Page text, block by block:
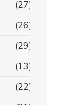
(27)
(26)
(29)
(13)
(22)